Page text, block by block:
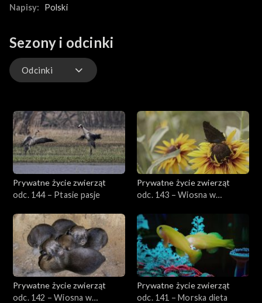
funkcję czyścicieli lasu. Przyroda nie lubi zostawiać niczego na
Napisy: Polski
Sezony i odcinki
Odcinki
Prywatne życie zwierząt
odc. 144 – Ptasie pasje
Prywatne życie zwierząt
odc. 143 – Wiosna w
Prywatne życie zwierząt
odc. 142 – Wiosna w
Prywatne życie zwierząt
odc. 141 – Morska dieta